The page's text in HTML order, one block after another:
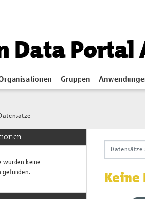
Data Portal
Gruppen
Datensätze
wurden keine
gefunden.
Keine